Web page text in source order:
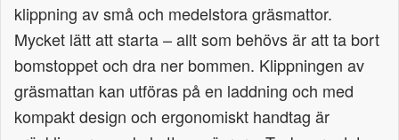
klippning av små och medelstora gräsmattor.
Mycket lätt att starta – allt som behövs är att ta bort
bomstoppet och dra ner bommen. Klippningen av
gräsmattan kan utföras på en laddning och med
kompakt design och ergonomiskt handtag är